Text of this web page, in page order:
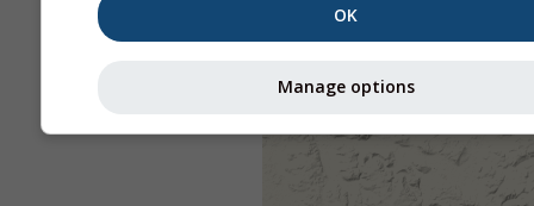
OK
Manage options